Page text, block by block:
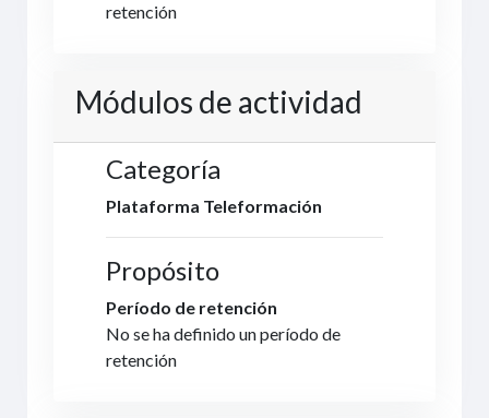
retención
Módulos de actividad
Categoría
Plataforma Teleformación
Propósito
Período de retención
No se ha definido un período de
retención